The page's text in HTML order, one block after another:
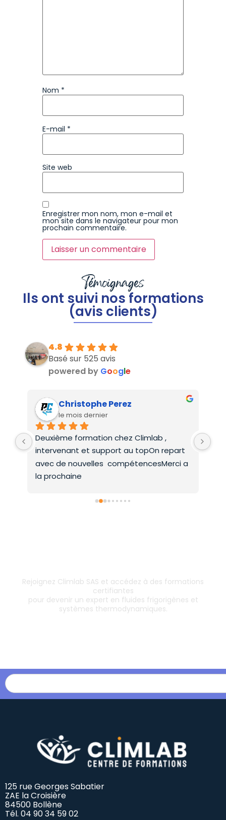
Nom *
E-mail *
Site web
Enregistrer mon nom, mon e-mail et
mon site dans le navigateur pour mon
prochain commentaire.
Témoignages
Ils ont suivi nos formations
(avis clients)
4.8
Basé sur 525 avis
powered by Google
Christophe Perez
le mois dernier
Deuxième formation chez Climlab ,
intervenant et support au topOn repart
avec de nouvelles  compétencesMerci a
la prochaine
Rejoignez Climlab SAS et accédez à des formations
certifiantes
pour devenir un expert en fluides frigorigènes et
systèmes thermodynamiques.
125 rue Georges Sabatier
ZAE la Croisière
84500 Bollène
Tél. 04 90 34 59 02